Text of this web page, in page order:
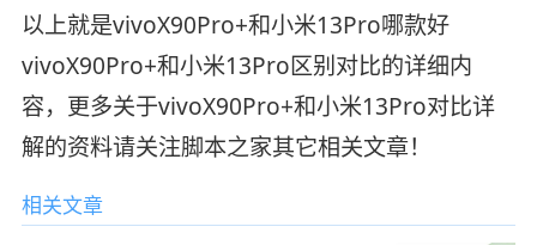
以上就是vivoX90Pro+和小米13Pro哪款好
vivoX90Pro+和小米13Pro区别对比的详细内
容，更多关于vivoX90Pro+和小米13Pro对比详
解的资料请关注脚本之家其它相关文章！
相关文章